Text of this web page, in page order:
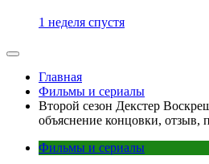
1 неделя спустя
Главная
Фильмы и сериалы
Второй сезон Декстер
объяснение концовки, отзыв,
Фильмы и сериалы